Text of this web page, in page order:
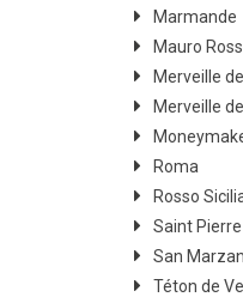
Marmande
Mauro
Merveille
Merveille
Roma
Rosso
Saint Pierre
San
Téton de